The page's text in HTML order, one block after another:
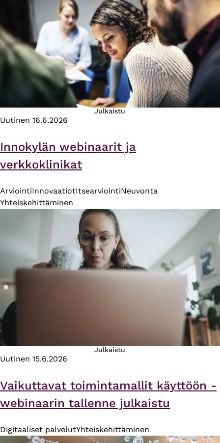
Julkaistu
Uutinen 16.6.2026
Innokylän webinaarit ja
verkkoklinikat
ArviointiInnovaatiotItsearviointiNeuvonta
Yhteiskehittäminen
Julkaistu
Uutinen 15.6.2026
Vaikuttavat toimintamallit käyttöön -
webinaarin tallenne julkaistu
Digitaaliset palvelutYhteiskehittäminen